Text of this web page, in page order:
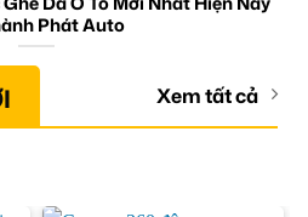
Phát Auto
Xem tất cả